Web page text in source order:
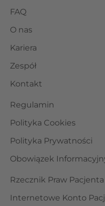
FAQ
O nas
Kariera
Zespół
Kontakt
Regulamin
Polityka Cookies
Polityka Prywatności
Obowiązek
Rzecznik Praw Pacjenta
Internetowe Konto